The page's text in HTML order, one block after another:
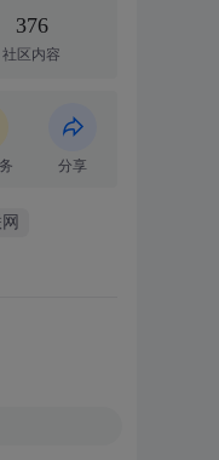
376
社区内容
分享